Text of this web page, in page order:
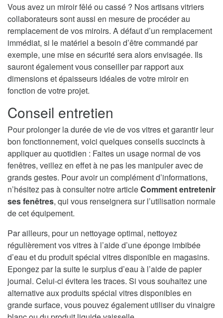
Vous avez un miroir fêlé ou cassé ? Nos artisans vitriers
collaborateurs sont aussi en mesure de procéder au
remplacement de vos miroirs. A défaut d’un remplacement
immédiat, si le matériel a besoin d’être commandé par
exemple, une mise en sécurité sera alors envisagée. Ils
sauront également vous conseiller par rapport aux
dimensions et épaisseurs idéales de votre miroir en
fonction de votre projet.
Conseil entretien
Pour prolonger la durée de vie de vos vitres et garantir leur
bon fonctionnement, voici quelques conseils succincts à
appliquer au quotidien : Faites un usage normal de vos
fenêtres, veillez en effet à ne pas les manipuler avec de
grands gestes. Pour avoir un complément d’informations,
n’hésitez pas à consulter notre articleComment entretenir
ses fenêtres, qui vous renseignera sur l’utilisation normale
de cet équipement.
Par ailleurs, pour un nettoyage optimal, nettoyez
régulièrement vos vitres à l’aide d’une éponge imbibée
d’eau et du produit spécial vitres disponible en magasins.
Epongez par la suite le surplus d’eau à l’aide de papier
journal. Celui-ci évitera les traces. Si vous souhaitez une
alternative aux produits spécial vitres disponibles en
grande surface, vous pouvez également utiliser du vinaigre